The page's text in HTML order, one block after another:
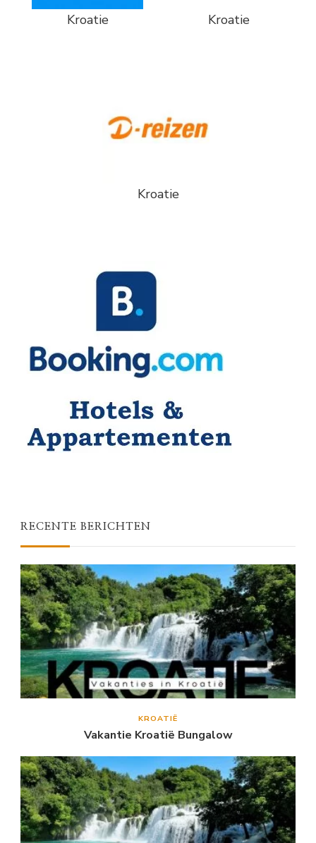
Kroatie Kroatie
Kroatie
RECENTE BERICHTEN
KROATIË
Vakantie Kroatië Bungalow